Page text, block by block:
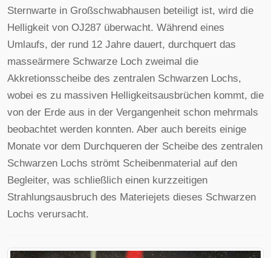
Sternwarte in Großschwabhausen beteiligt ist, wird die
Helligkeit von OJ287 überwacht. Während eines
Umlaufs, der rund 12 Jahre dauert, durchquert das
masseärmere Schwarze Loch zweimal die
Akkretionsscheibe des zentralen Schwarzen Lochs,
wobei es zu massiven Helligkeitsausbrüchen kommt, die
von der Erde aus in der Vergangenheit schon mehrmals
beobachtet werden konnten. Aber auch bereits einige
Monate vor dem Durchqueren der Scheibe des zentralen
Schwarzen Lochs strömt Scheibenmaterial auf den
Begleiter, was schließlich einen kurzzeitigen
Strahlungsausbruch des Materiejets dieses Schwarzen
Lochs verursacht.